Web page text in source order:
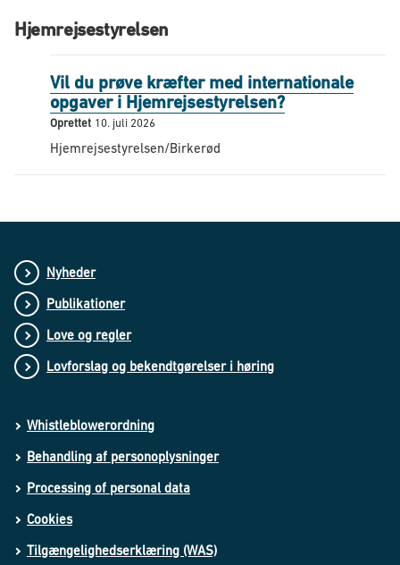
Hjemrejsestyrelsen
Vil du prøve kræfter med internationale
opgaver i Hjemrejsestyrelsen?
Oprettet 10. juli 2026
Hjemrejsestyrelsen/Birkerød
Nyheder
Publikationer
Love og regler
Lovforslag og bekendtgørelser i høring
Whistleblowerordning
Behandling af personoplysninger
Processing of personal data
Cookies
Tilgængelighedserklæring (WAS)